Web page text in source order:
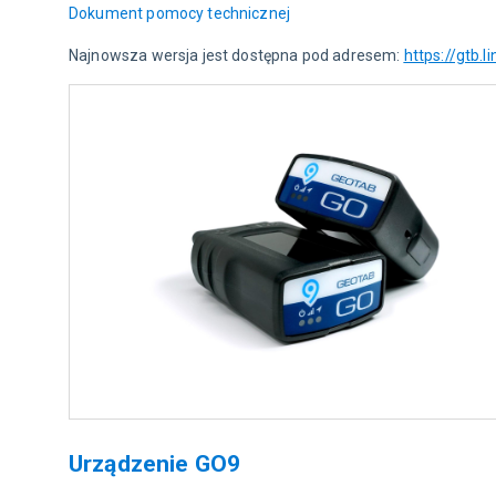
Dokument pomocy technicznej
Najnowsza wersja jest dostępna pod adresem: https://
Urządzenie GO9